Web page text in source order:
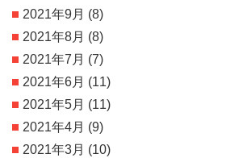
2021年9月 (8)
2021年8月 (8)
2021年7月 (7)
2021年6月 (11)
2021年5月 (11)
2021年4月 (9)
2021年3月 (10)